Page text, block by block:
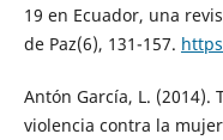
19 en Ecuador, una
de Paz(6), 131-157.
Antón García, L. (2014).
violencia contra la